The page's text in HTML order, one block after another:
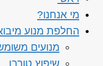
מי אנחנו?
החלפת מנוע
מנועים
שיפוץ טורבו